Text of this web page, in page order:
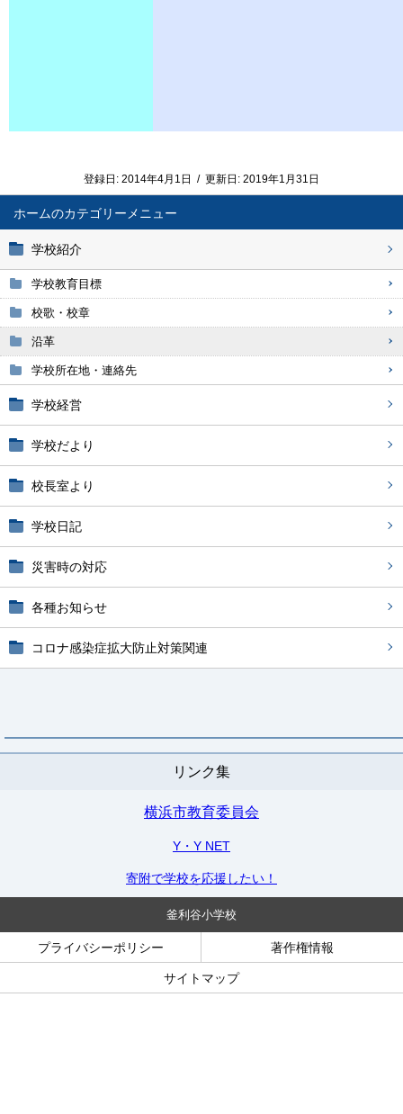
ホーム
学校紹介
学校教育目標
校歌・校章
沿革
学校所在地・連絡先
学校経営
学校だより
校長室より
学校日記
災害時の対応
各種お知らせ
コロナ感染症拡大防止対策関連
リンク集
横浜市教育委員会
Y・Y NET
寄附で学校を応援したい！
登録日: 2014年4月1日 / 更新日: 2019年1月31日
釜利谷小学校
プライバシーポリシー 著作権情報
サイトマップ